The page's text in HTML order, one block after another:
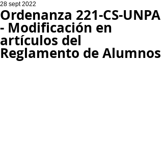
Ordenanza 221-CS-UNPA
- Modificación en
artículos del
Reglamento de Alumnos
28 sept 2022